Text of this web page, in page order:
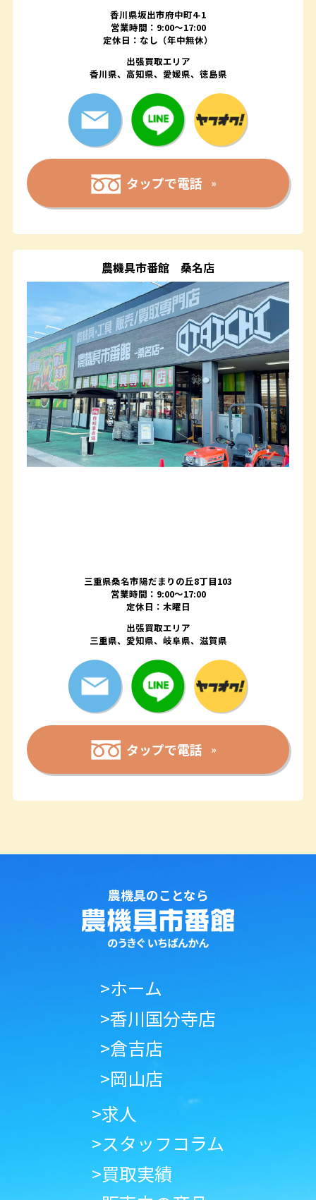
香川県坂出市府中町4-1
営業時間：9:00～17:00
定休日：なし（年中無休）
出張買取エリア
香川県、高知県、愛媛県、徳島県
タップで電話
農機具市番館 桑名店
三重県桑名市陽だまりの丘8丁目103
営業時間：9:00〜17:00
定休日：木曜日
出張買取エリア
三重県、愛知県、岐阜県、滋賀県
タップで電話
農機具のことなら
>ホーム
>香川国分寺店
>倉吉店
>岡山店
>求人
>スタッフコラム
>買取実績